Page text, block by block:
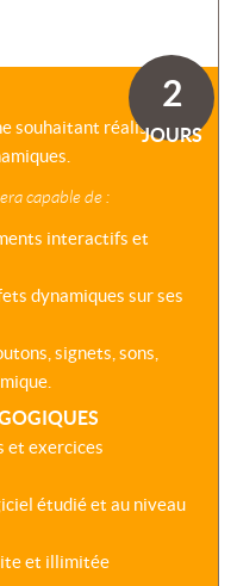
souhaitant réaliser des
capable de :
interactifs et
dynamiques sur ses
signets, sons,
et exercices
étudié et au niveau
et illimitée
2
JOURS